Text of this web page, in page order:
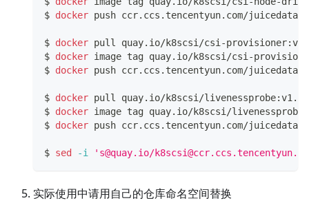
$ docker push ccr.ccs.tencentyun.com/
$ docker pull quay.io/k8scsi/csi-
$ docker image tag quay.io/k8scsi/csi-
$ docker push ccr.ccs.tencentyun.com/
$ docker pull quay.io/k8scsi/
$ docker image tag quay.io/k8scsi/
$ docker push ccr.ccs.tencentyun.com/juicedata/
$ sed -i ' s@quay.io/
实际使用中请用自己的仓库命名空间替换